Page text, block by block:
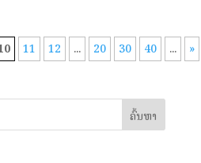
11 12 ... 20 30 40 ...
»